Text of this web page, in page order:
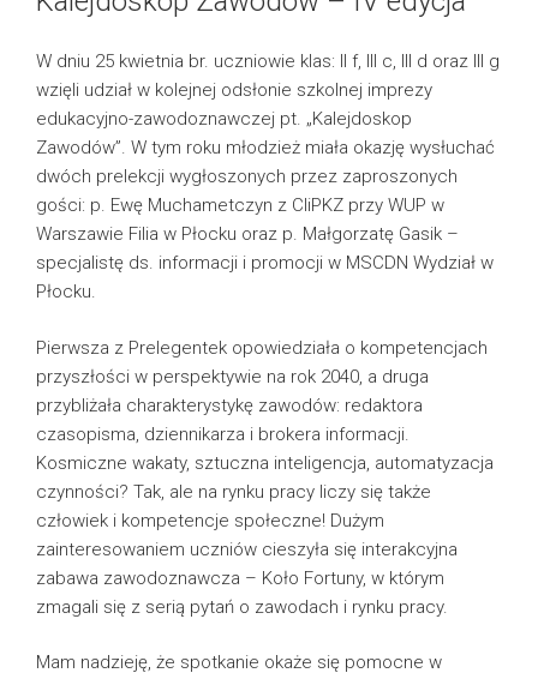
W dniu 25 kwietnia br. uczniowie klas: II f, III c, III d oraz III g
wzięli udział w kolejnej odsłonie szkolnej imprezy
edukacyjno-zawodoznawczej pt. „Kalejdoskop
Zawodów”. W tym roku młodzież miała okazję wysłuchać
dwóch prelekcji wygłoszonych przez zaproszonych
gości: p. Ewę Muchametczyn z CIiPKZ przy WUP w
Warszawie Filia w Płocku oraz p. Małgorzatę Gasik –
specjalistę ds. informacji i promocji w MSCDN Wydział w
Płocku.
Pierwsza z Prelegentek opowiedziała o kompetencjach
przyszłości w perspektywie na rok 2040, a druga
przybliżała charakterystykę zawodów: redaktora
czasopisma, dziennikarza i brokera informacji.
Kosmiczne wakaty, sztuczna inteligencja, automatyzacja
czynności? Tak, ale na rynku pracy liczy się także
człowiek i kompetencje społeczne! Dużym
zainteresowaniem uczniów cieszyła się interakcyjna
zabawa zawodoznawcza – Koło Fortuny, w którym
zmagali się z serią pytań o zawodach i rynku pracy.
Mam nadzieję, że spotkanie okaże się pomocne w